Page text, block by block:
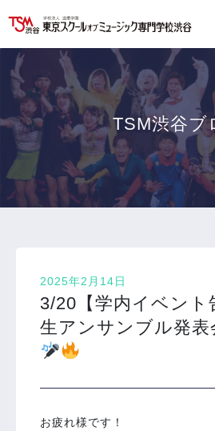
学科・専攻 資料請求
TSM渋谷ブ
2025年2月14日
3/20【学内イベント
生アンサンブル発表
お疲れ様です！